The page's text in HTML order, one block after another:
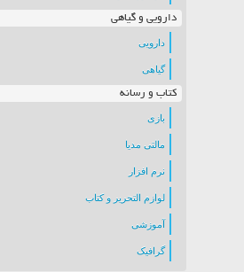
دارویی و گیاهی
دارویی
گیاهی
کتاب و رسانه
بازی
مالتی مدیا
نرم افزار
لوازم التحریر و کتاب
آموزشی
گرافیک